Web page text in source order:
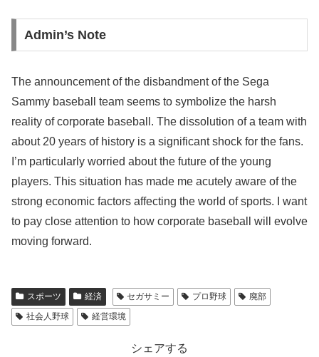
Admin’s Note
The announcement of the disbandment of the Sega
Sammy baseball team seems to symbolize the harsh
reality of corporate baseball. The dissolution of a team with
about 20 years of history is a significant shock for the fans.
I’m particularly worried about the future of the young
players. This situation has made me acutely aware of the
strong economic factors affecting the world of sports. I want
to pay close attention to how corporate baseball will evolve
moving forward.
スポーツ 経済 セガサミー プロ野球
廃部
社会人野球
経営環境
シェアする